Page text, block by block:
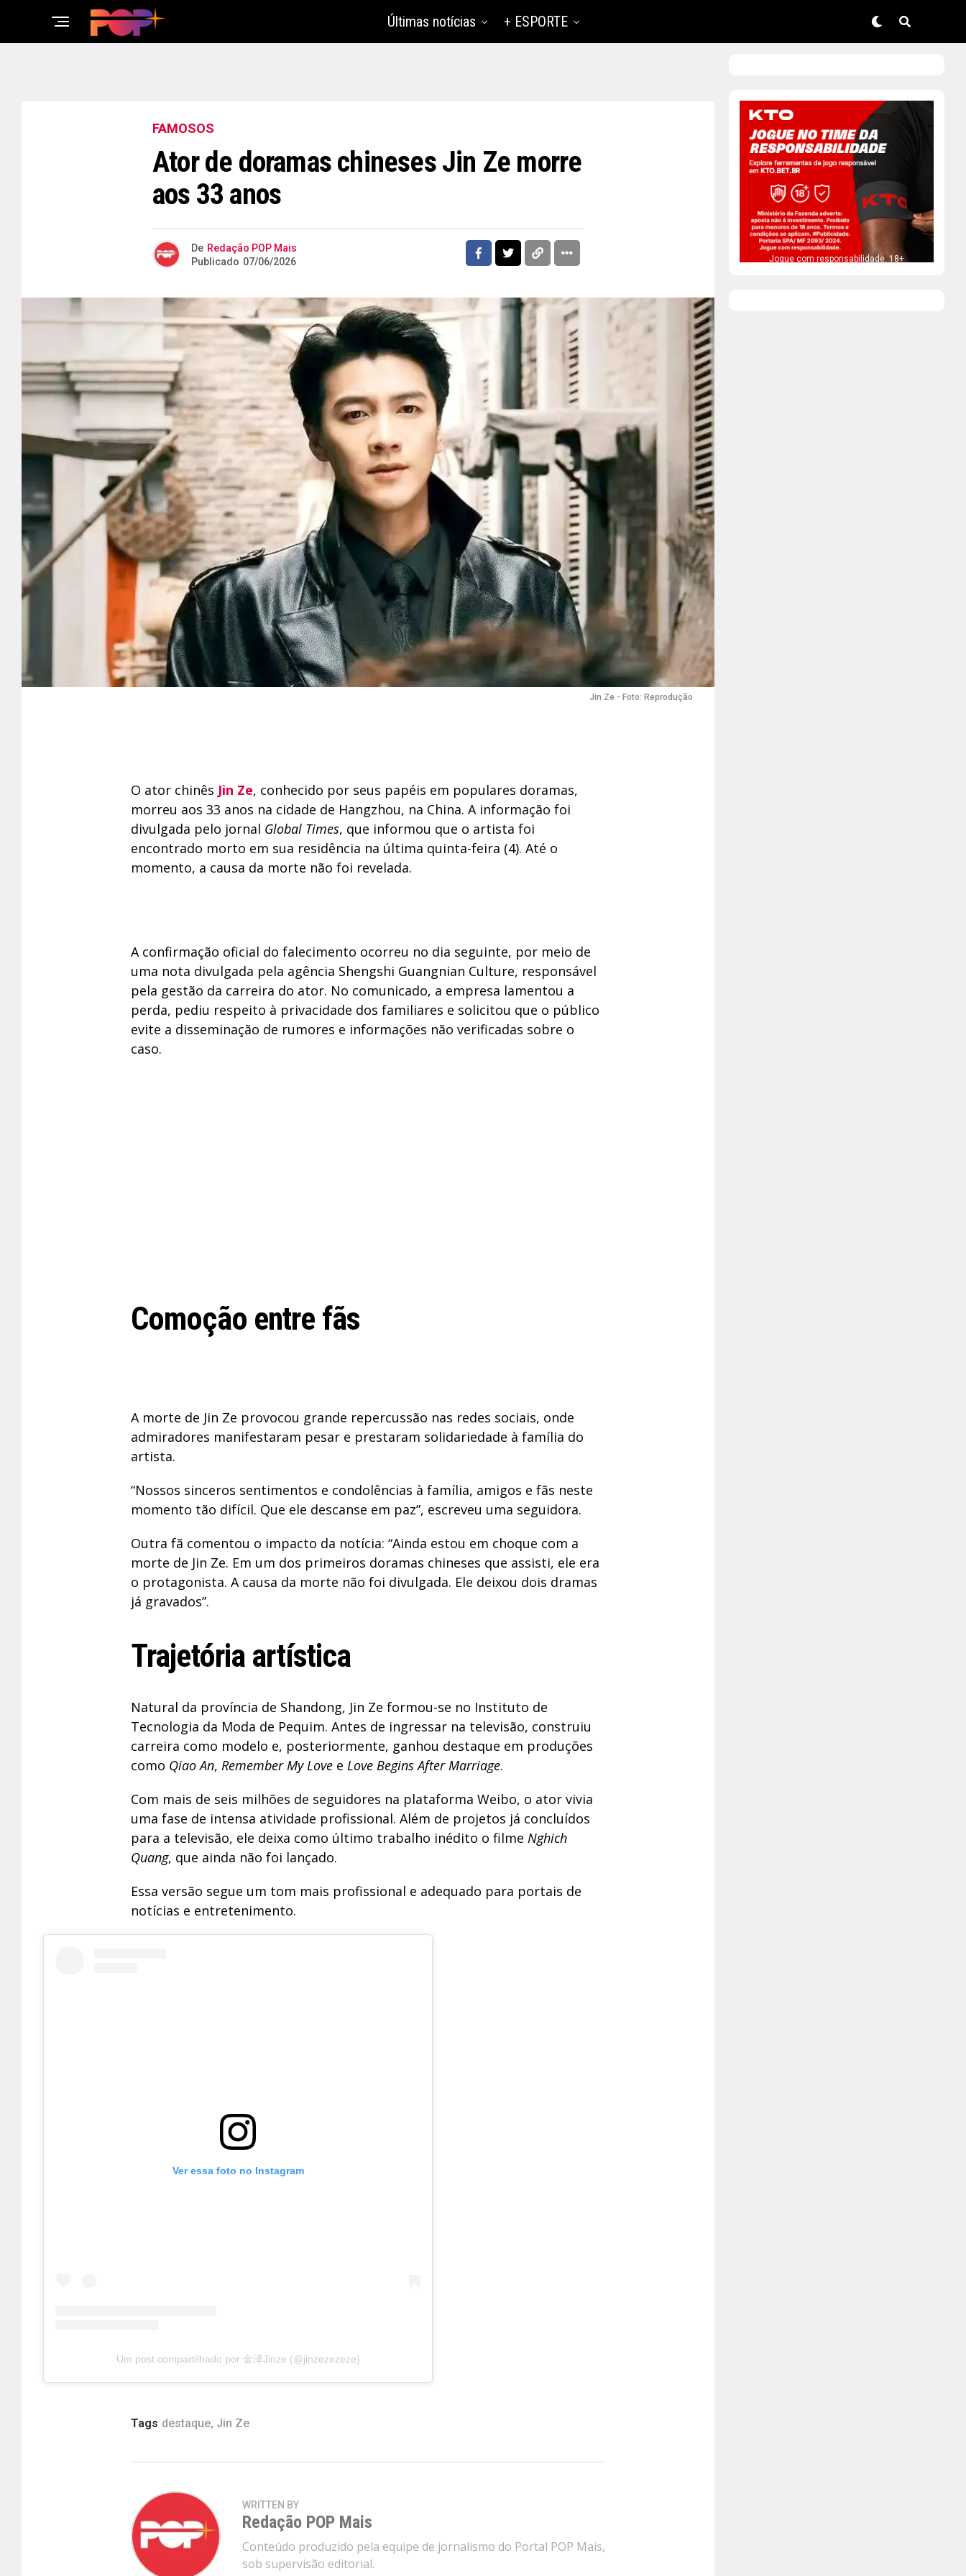
Últimas notícias + ESPORTE
FAMOSOS
Ator de doramas chineses Jin Ze morre
aos 33 anos
De Redação POP Mais
Publicado 07/06/2026
Jin Ze - Foto: Reprodução
O ator chinês Jin Ze, conhecido por seus papéis em populares doramas,
morreu aos 33 anos na cidade de Hangzhou, na China. A informação foi
divulgada pelo jornal Global Times, que informou que o artista foi
encontrado morto em sua residência na última quinta-feira (4). Até o
momento, a causa da morte não foi revelada.
A confirmação oficial do falecimento ocorreu no dia seguinte, por meio de
uma nota divulgada pela agência Shengshi Guangnian Culture, responsável
pela gestão da carreira do ator. No comunicado, a empresa lamentou a
perda, pediu respeito à privacidade dos familiares e solicitou que o público
evite a disseminação de rumores e informações não verificadas sobre o
caso.
Comoção entre fãs
A morte de Jin Ze provocou grande repercussão nas redes sociais, onde
admiradores manifestaram pesar e prestaram solidariedade à família do
artista.
“Nossos sinceros sentimentos e condolências à família, amigos e fãs neste
momento tão difícil. Que ele descanse em paz”, escreveu uma seguidora.
Outra fã comentou o impacto da notícia: “Ainda estou em choque com a
morte de Jin Ze. Em um dos primeiros doramas chineses que assisti, ele era
o protagonista. A causa da morte não foi divulgada. Ele deixou dois dramas
já gravados”.
Trajetória artística
Natural da província de Shandong, Jin Ze formou-se no Instituto de
Tecnologia da Moda de Pequim. Antes de ingressar na televisão, construiu
carreira como modelo e, posteriormente, ganhou destaque em produções
como Qiao An, Remember My Love e Love Begins After Marriage.
Com mais de seis milhões de seguidores na plataforma Weibo, o ator vivia
uma fase de intensa atividade profissional. Além de projetos já concluídos
para a televisão, ele deixa como último trabalho inédito o filme Nghich
Quang, que ainda não foi lançado.
Essa versão segue um tom mais profissional e adequado para portais de
notícias e entretenimento.
Ver essa foto no Instagram
Um post compartilhado por 金泽Jinze (@jinzezezeze)
Tags destaque, Jin Ze
WRITTEN BY
Redação POP Mais
Conteúdo produzido pela equipe de jornalismo do Portal POP Mais,
sob supervisão editorial.
Jogue com responsabilidade. 18+